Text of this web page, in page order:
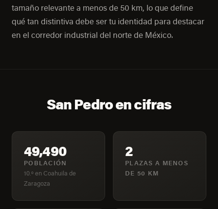
tamaño relevante a menos de 50 km, lo que define
qué tan distintiva debe ser tu identidad para destacar
en el corredor industrial del norte de México.
San Pedro en cifras
49,490
POBLACIÓN
10.º en Coahuila de
Zaragoza
2
PLAZAS A MENOS
DE 50 KM